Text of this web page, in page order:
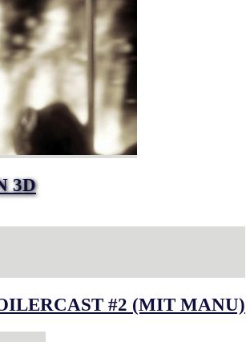
3D
#2 (MIT MANU)